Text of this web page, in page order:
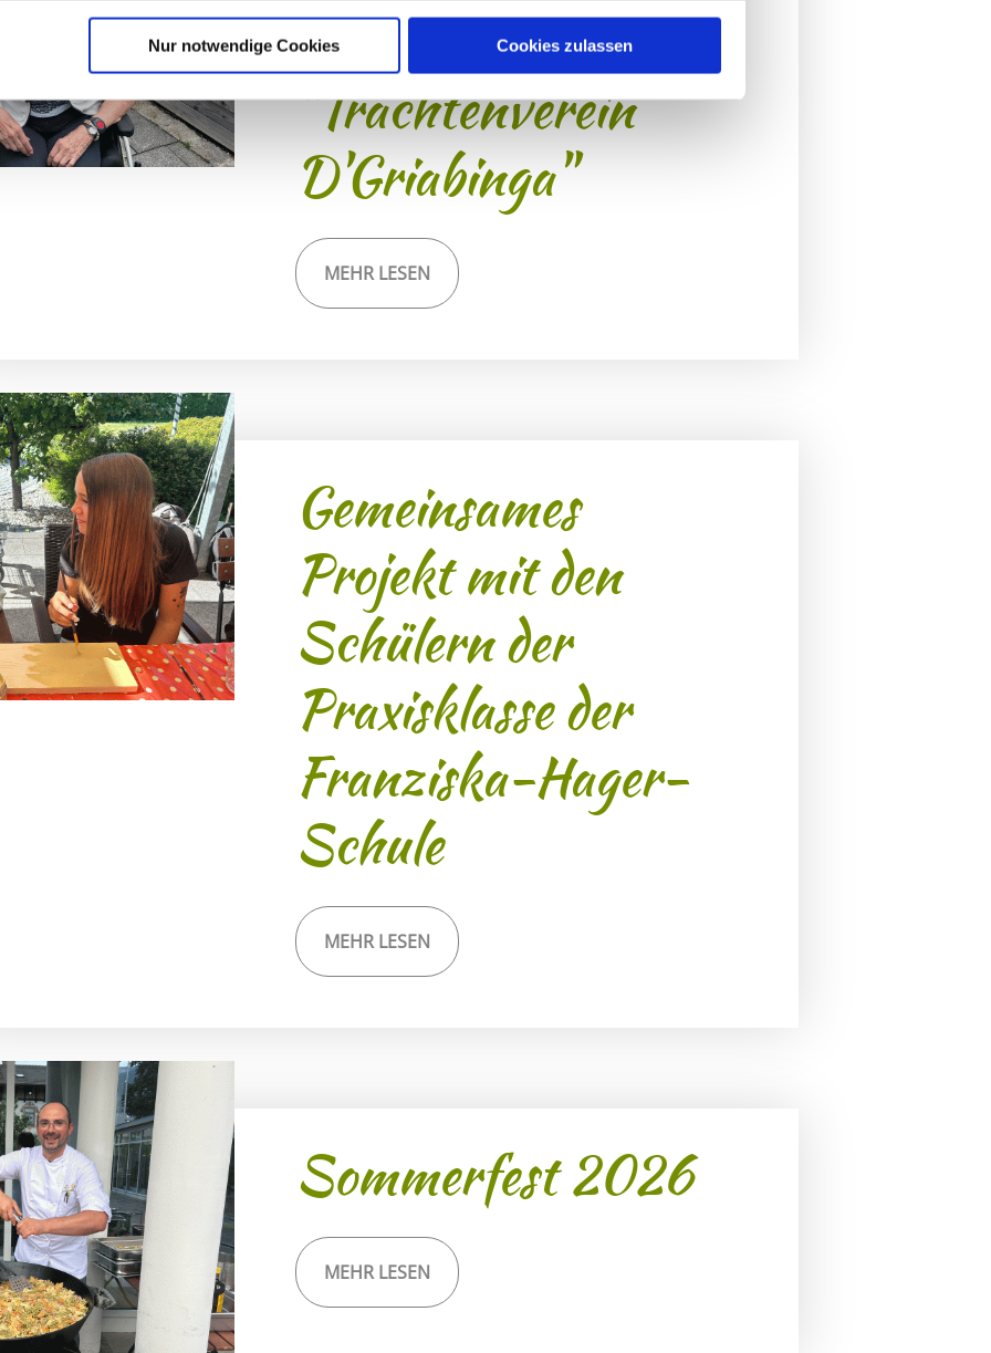
Nur notwendige Cookies Cookies zulassen
des Hohenaschauer
"Trachtenverein
D'Griabinga"
MEHR LESEN
Gemeinsames
Projekt mit den
Schülern der
Praxisklasse der
Franziska-Hager-
Schule
MEHR LESEN
Sommerfest 2026
MEHR LESEN